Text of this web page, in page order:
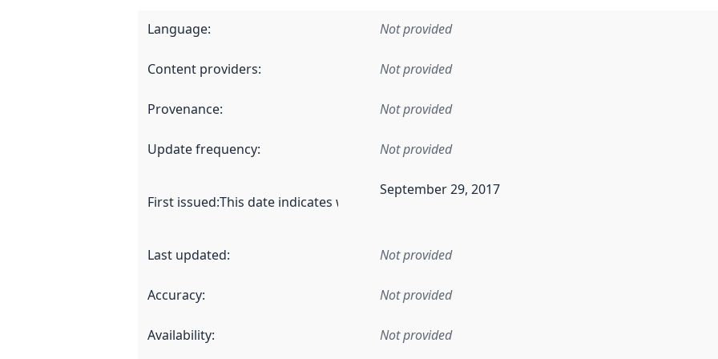
Language: Not provided
Content providers: Not provided
Provenance: Not provided
Update frequency: Not provided
First issued:This date indicates when the data in this dataset was first released. It may have
September 29, 2017
Last updated: Not provided
Accuracy: Not provided
Availability: Not provided